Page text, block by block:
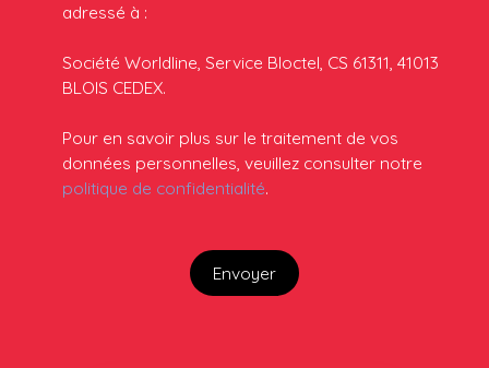
adressé à :
Société Worldline, Service Bloctel, CS 61311, 41013
BLOIS CEDEX.
Pour en savoir plus sur le traitement de vos
données personnelles, veuillez consulter notre
politique de confidentialité.
Envoyer